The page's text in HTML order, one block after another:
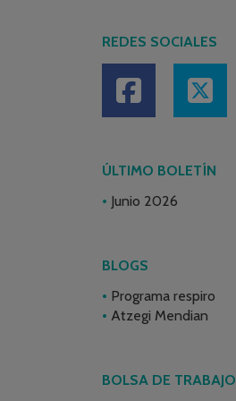
REDES SOCIALES
ÚLTIMO BOLETÍN
Junio 2026
BLOGS
Programa respiro
Atzegi Mendian
BOLSA DE TRABAJO